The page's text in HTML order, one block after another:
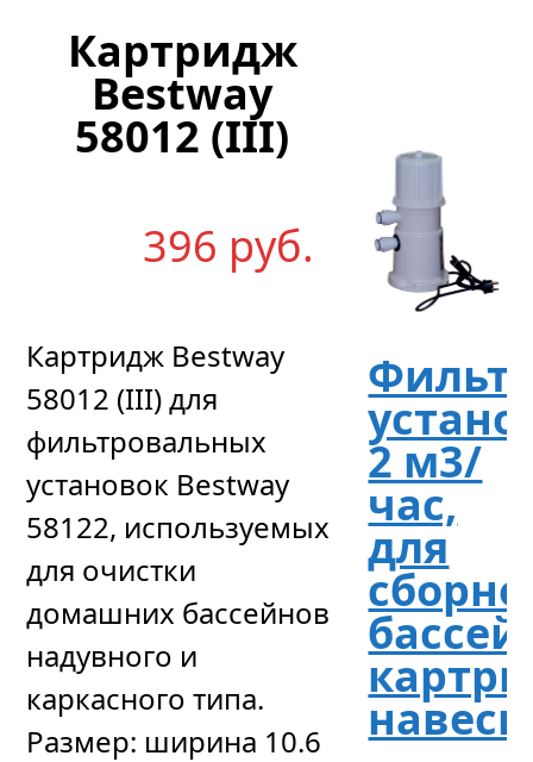
Картридж
Bestway
58012 (III)
396 руб.
Картридж Bestway
58012 (III) для
фильтровальных
установок Bestway
58122, используемых
для очистки
домашних бассейнов
надувного и
каркасного типа.
Размер: ширина 10.6
2 м3/
час,
для